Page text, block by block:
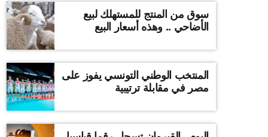
سوق من المنتج للمستهلك لبيع
الأضاحي .. وهذه أسعار البيع
المنتخب الوطني التونسي يفوز على
مصر في مقابلة ترتيبية